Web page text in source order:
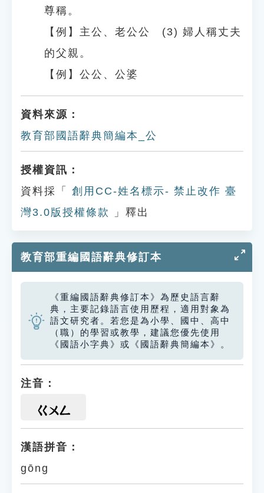
尊稱。
【例】主公、老公公 (3) 婦人稱丈夫
的父親。
【例】公公、公婆
資料來源：
教育部國語辭典簡編本_公
授權資訊：
資料採「
創用CC-姓名標示- 禁止改作 臺
灣3.0版授權條款
」釋出
教育部重編國語辭典修訂本
《重編國語辭典修訂本》為歷史語言辭
典，主要記錄語言使用歷程，適用對象為
語文研究者。若您是為小學、國中、高中
（職）的學習或教學，建議您優先使用
《國語小字典》或《國語辭典簡編本》。
注音：
ㄍㄨㄥ
漢語拼音：
gōng